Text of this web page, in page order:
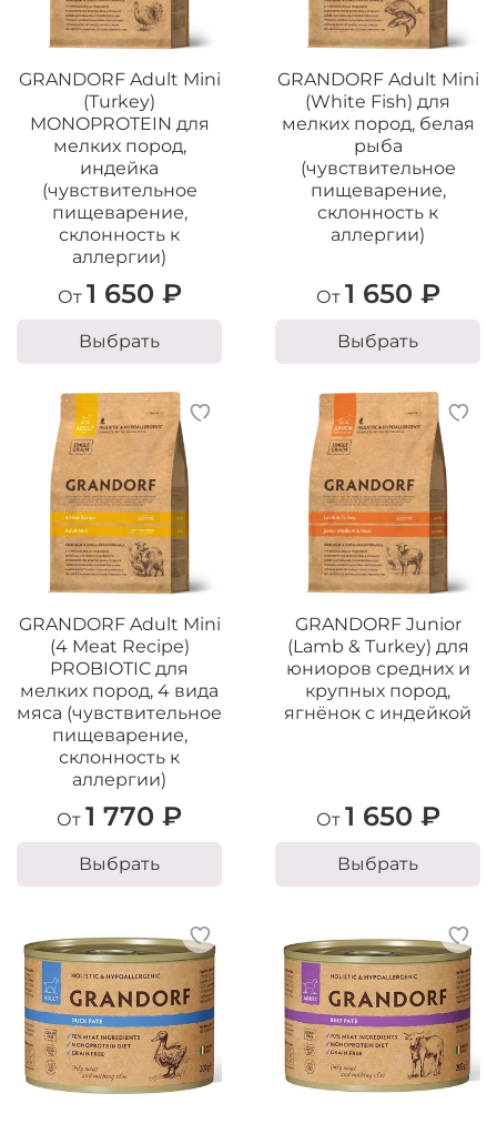
GRANDORF Adult Mini
(Turkey)
MONOPROTEIN для
мелких пород,
индейка
(чувствительное
пищеварение,
склонность к
аллергии)
От 1 650 ₽
Выбрать
GRANDORF Adult Mini
(White Fish) для
мелких пород, белая
рыба
(чувствительное
пищеварение,
склонность к
аллергии)
От 1 650 ₽
Выбрать
GRANDORF Adult Mini
(4 Meat Recipe)
PROBIOTIC для
мелких пород, 4 вида
мяса (чувствительное
пищеварение,
склонность к
аллергии)
От 1 770 ₽
Выбрать
GRANDORF Junior
(Lamb & Turkey) для
юниоров средних и
крупных пород,
ягнёнок с индейкой
От 1 650 ₽
Выбрать